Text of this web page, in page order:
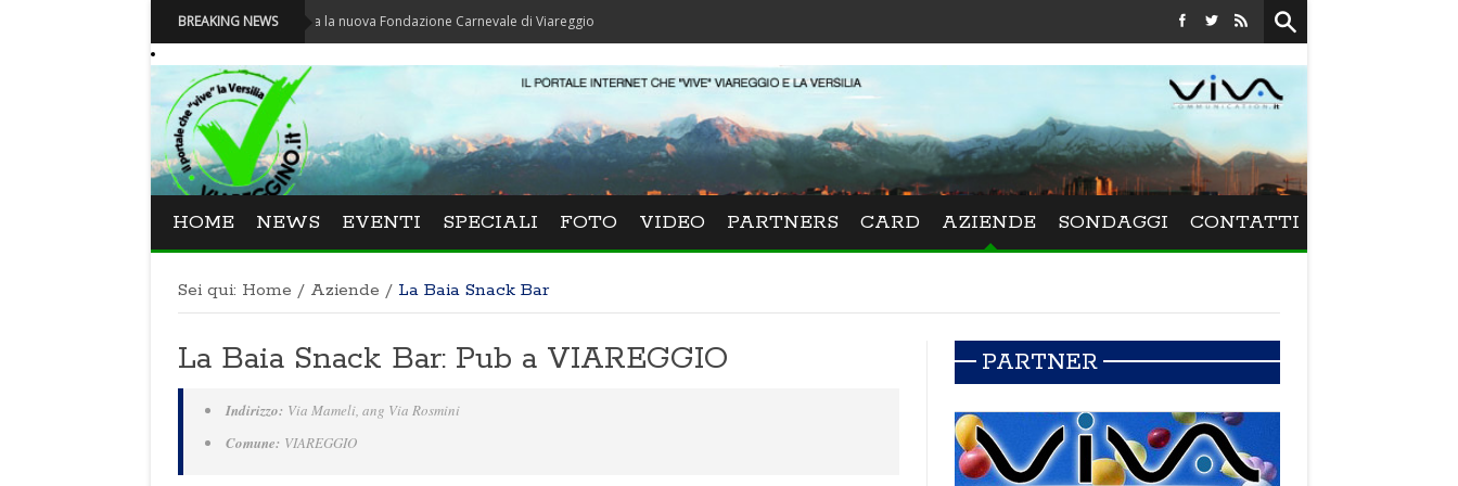
BREAKING NEWS
Carnevale - Nominata la nuova Fondazione Carnevale di Viareggio Festival La Versiliana - La direttrice lucchese Beatrice
HOME NEWS EVENTI SPECIALI FOTO VIDEO PARTNERS CARD AZIENDE SONDAGGI CONTATTI
Sei qui: Home / Aziende / La Baia Snack Bar
La Baia Snack Bar: Pub a VIAREGGIO
Indirizzo: Via Mameli, ang Via Rosmini
Comune: VIAREGGIO
PARTNER